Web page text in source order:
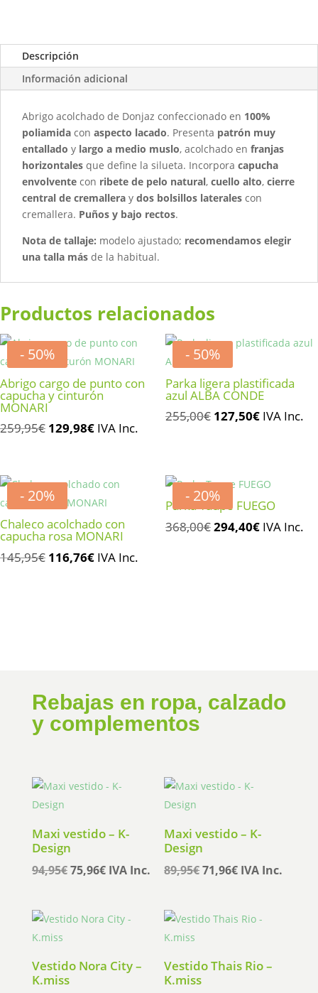
Descripción
Información adicional
Abrigo acolchado de Donjaz confeccionado en 100%
poliamida con aspecto lacado. Presenta patrón muy
entallado y largo a medio muslo, acolchado en franjas
horizontales que define la silueta. Incorpora capucha
envolvente con ribete de pelo natural, cuello alto, cierre
central de cremallera y dos bolsillos laterales con
cremallera. Puños y bajo rectos.
Nota de tallaje: modelo ajustado; recomendamos elegir
una talla más de la habitual.
Productos relacionados
- 50%
Abrigo cargo de punto con
capucha y cinturón
MONARI
259,95€ El
era:
259,95€.
129,98€El
es:
129,98€.
IVA Inc.
- 50%
Parka ligera plastificada
azul ALBA CONDE
255,00€ El
255,00€.
127,50€El
127,50€.
IVA Inc.
- 20%
Chaleco acolchado con
capucha rosa MONARI
145,95€ El
116,76€ElIVA Inc.
- 20%
Parka Taupe FUEGO
368,00€El
294,40€ElIVA Inc.
Rebajas en ropa, calzado
y complementos
Maxi vestido – K-
Design
94,95€El
era:
75,96€El
es:
IVA Inc.
Maxi vestido – K-
Design
89,95€El
era:
71,96€El
es:
IVA Inc.
Vestido Nora City –
K.miss
Vestido Thais Rio –
K.miss